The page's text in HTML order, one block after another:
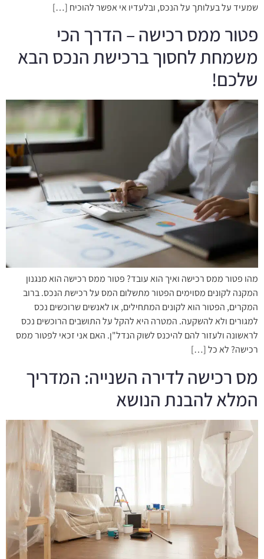
שמעיד על בעלותך על הנכס, ובלעדיו אי אפשר להוכיח […]
פטור ממס רכישה – הדרך הכי
משמחת לחסוך ברכישת הנכס הבא
שלכם!
מהו פטור ממס רכישה ואיך הוא עובד? פטור ממס רכישה הוא מנגנון
המקנה לקונים מסוימים הפטור מתשלום המס על רכישת הנכס. ברוב
המקרים, הפטור הוא לקונים המתחילים, או לאנשים שרוכשים נכס
למגורים ולא להשקעה. המטרה היא להקל על התושבים הרוכשים נכס
לראשונה ולעזור להם להיכנס לשוק הנדל"ן. האם אני זכאי לפטור ממס
רכישה? לא כל […]
מס רכישה לדירה השנייה: המדריך
המלא להבנת הנושא